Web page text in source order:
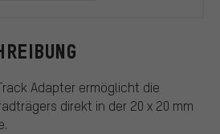
Adapter ermöglicht die
direkt in der 20 x 20 mm